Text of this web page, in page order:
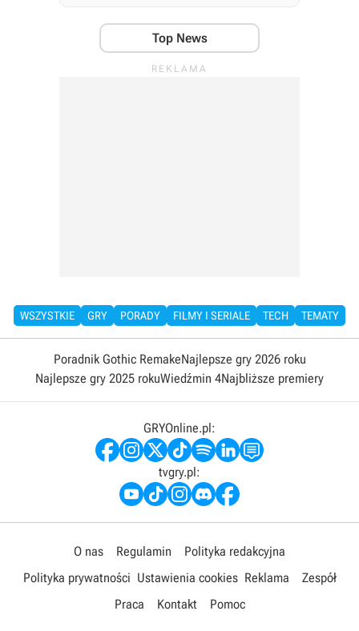
Top News
WSZYSTKIE GRY PORADY FILMY I SERIALE TECH TEMATY
Poradnik Gothic RemakeNajlepsze gry 2026 roku
Najlepsze gry 2025 rokuWiedźmin 4Najbliższe premiery
GRYOnline.pl:
tvgry.pl:
O nas Regulamin
Polityka redakcyjna
Polityka prywatności Ustawienia cookies Reklama
Zespół
Praca
Kontakt Pomoc